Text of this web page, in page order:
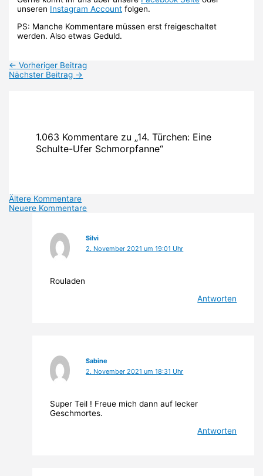
unseren Instagram Account folgen.
PS: Manche Kommentare müssen erst freigeschaltet
werden. Also etwas Geduld.
← Vorheriger Beitrag
Nächster Beitrag →
1.063 Kommentare zu „14. Türchen: Eine
Schulte-Ufer Schmorpfanne“
Neuere
Kommentare
Ältere Kommentare
Neuere Kommentare
Silvi
2. November 2021 um 19:01 Uhr
Rouladen
Antworten
Sabine
2. November 2021 um 18:31 Uhr
Super Teil ! Freue mich dann auf lecker
Geschmortes.
Antworten